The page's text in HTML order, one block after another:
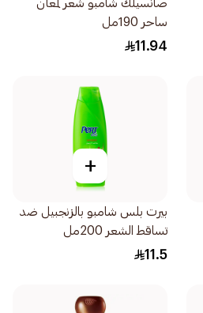
صانسيلك شامبو شعر لمعان
ساحر 190مل
11.94
+
بيرت بلس شامبو بالزنجبيل ضد
تساقط الشعر 200مل
11.5